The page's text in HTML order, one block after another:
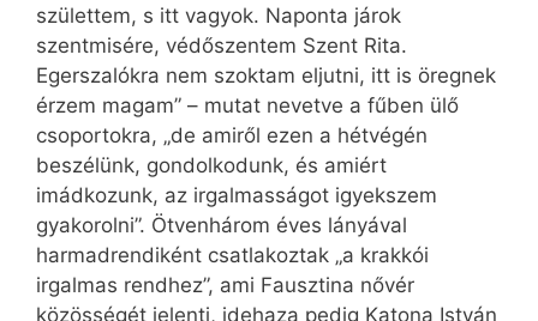
születtem, s itt vagyok. Naponta járok
szentmisére, védőszentem Szent Rita.
Egerszalókra nem szoktam eljutni, itt is öregnek
érzem magam” – mutat nevetve a fűben ülő
csoportokra, „de amiről ezen a hétvégén
beszélünk, gondolkodunk, és amiért
imádkozunk, az irgalmasságot igyekszem
gyakorolni”. Ötvenhárom éves lányával
harmadrendiként csatlakoztak „a krak­kói
irgalmas rendhez”, ami Fausztina nővér
közösségét jelenti, idehaza pedig Katona István